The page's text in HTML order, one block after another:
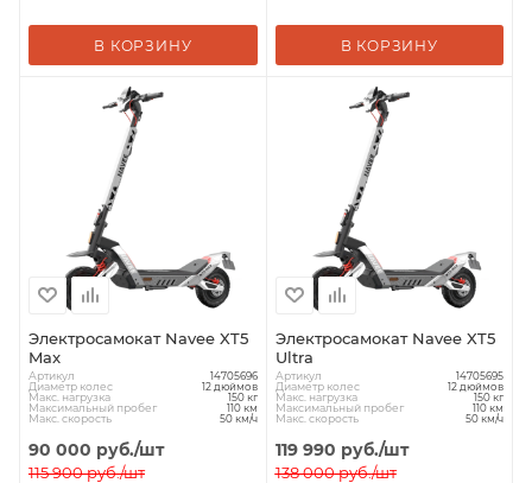
В КОРЗИНУ В КОРЗИНУ
Электросамокат Navee XT5
Max
Артикул 14705696
Диаметр колес 12 дюймов
Макс. нагрузка 150 кг
Максимальный пробег 110 км
Макс. скорость 50 км/ч
90 000 руб./шт
115 900руб./шт
Электросамокат Navee XT5
Ultra
Артикул 14705695
Диаметр колес 12 дюймов
Макс. нагрузка 150 кг
Максимальный пробег 110 км
Макс. скорость 50 км/ч
119 990 руб./шт
138 000руб./шт